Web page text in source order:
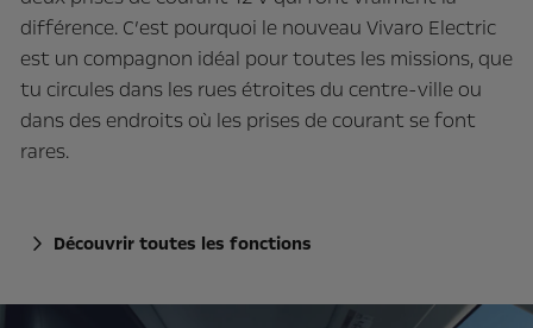
différence. C’est pourquoi le nouveau Vivaro Electric
est un compagnon idéal pour toutes les missions, que
tu circules dans les rues étroites du centre-ville ou
dans des endroits où les prises de courant se font
rares.
Découvrir toutes les fonctions